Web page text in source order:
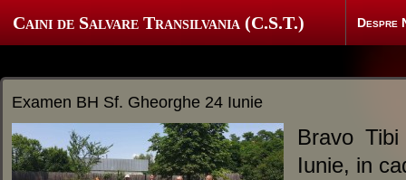
Examen BH Sf. Gheorghe 24 Iunie
Bravo
Iunie, in
Despre
Caini de Salvare Transilvania (C.S.T.)